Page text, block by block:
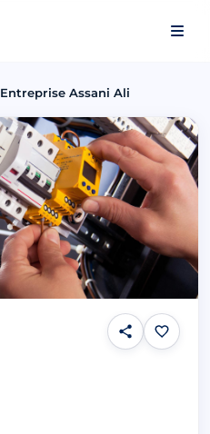
Entreprise Assani Ali